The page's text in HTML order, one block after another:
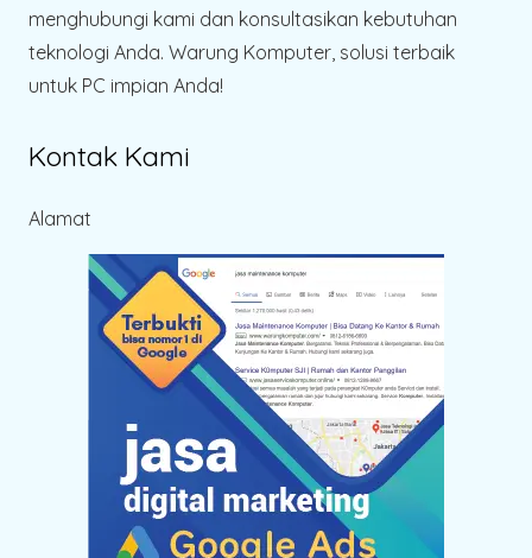
menghubungi kami dan konsultasikan kebutuhan
teknologi Anda. Warung Komputer, solusi terbaik
untuk PC impian Anda!
Kontak Kami
Alamat